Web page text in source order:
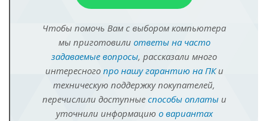
Чтобы помочь Вам с выбором компьютера
мы приготовили ответы на часто
задаваемые вопросы, рассказали много
интересного про нашу гарантию на ПКи
техническую поддержку покупателей,
перечислили доступные способы оплатыи
уточнили информацию о вариантах